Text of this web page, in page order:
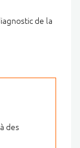
de la
des